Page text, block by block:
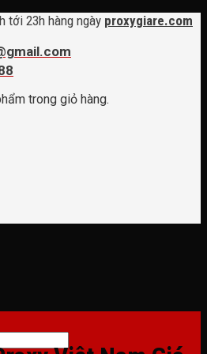
tới 23h hàng ngày proxygiare.com
trong giỏ hàng.